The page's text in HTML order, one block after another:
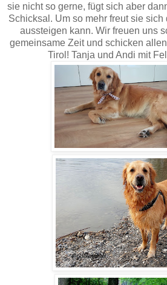
sie nicht so gerne, fügt sich aber
Schicksal. Um so mehr freut sie
aussteigen kann. Wir freuen uns
gemeinsame Zeit und schicken
Tirol! Tanja und Andi mit